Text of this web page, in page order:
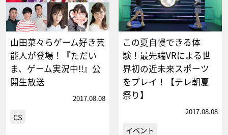
山田菜々らゲーム好き芸
能人が登場！『ただい
ま、ゲーム実況中!!』公
開生放送
2017.08.08
CS
この夏自慢できる体
験！最先端VRによる世
界初の近未来スポーツ
をプレイ！【テレ朝夏
祭り】
2017.08.08
イベント